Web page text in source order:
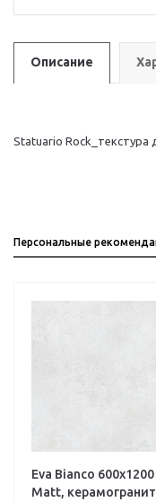
Описание
Statuario Rock_текстура
Персональные
Eva Bianco 600х1200
Matt, керамогранит